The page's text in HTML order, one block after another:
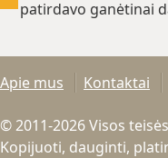
patirdavo ganėtinai
Apie mus Kontaktai
© 2011-2026 Visos
Kopijuoti, dauginti,